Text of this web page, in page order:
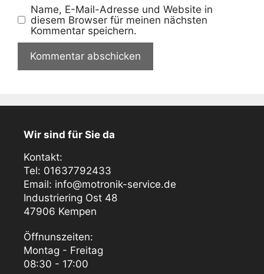
Name, E-Mail-Adresse und Website in
diesem Browser für meinen nächsten
Kommentar speichern.
Wir sind für Sie da
Kontakt:
Tel: 01637792433
Email: info@motronik-service.de
Industriering Ost 48
47906 Kempen
Öffnunszeiten:
Montag - Freitag
08:30 - 17:00